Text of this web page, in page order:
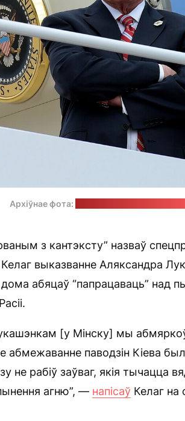
Архіўнае фота:
з кантэксту” назваў
выказванне Аляксандра
абяцаў “папрацаваць” над
[у Мінску] мы
паводзін Кіева
не рабіў заўваг, якія тычацца
агню”, — напісаў Келаг на